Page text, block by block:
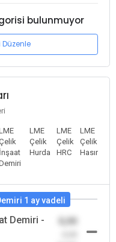
bulunmuyor
İnşaat
LME
Çelik
Hurda
LME
Çelik
HRC
LME
Çelik
Hasır
1 ay vadeli
Demiri -